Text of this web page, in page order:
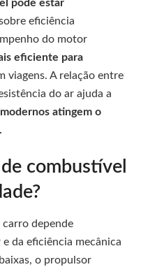
pode estar
eficiência
do motor
eficiente para
viagens. A relação entre
do ar ajuda a
atingem o
combustível
depende
da eficiência mecânica
o propulsor